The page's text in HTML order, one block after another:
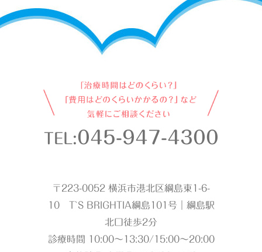
TEL:045-947-4300
〒223-0052 横浜市港北区綱島東1-6-
10 T`S BRIGHTIA綱島101号｜綱島駅
北口徒歩2分
診療時間 10:00～13:30/15:00～20:00